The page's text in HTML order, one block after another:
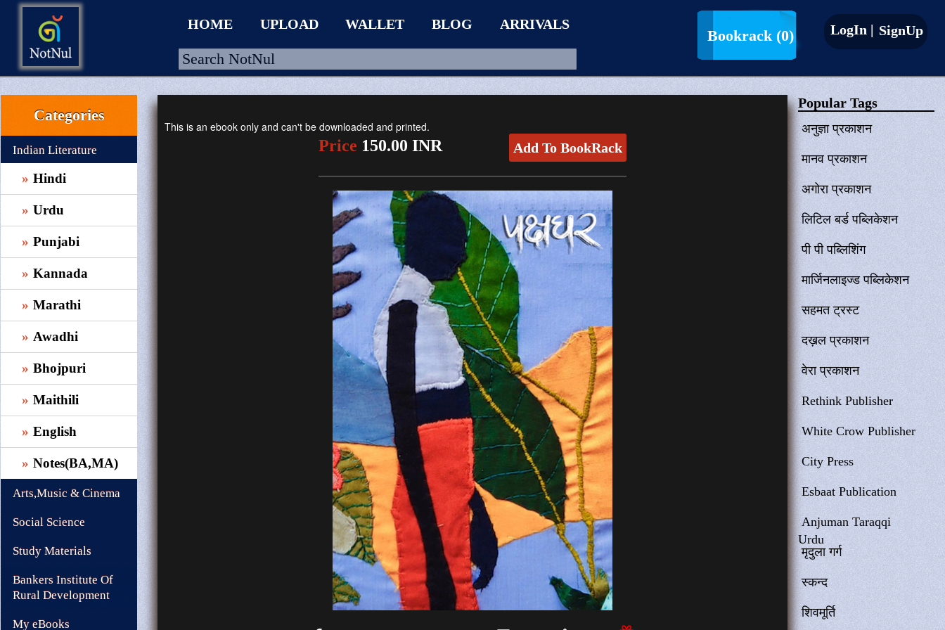
HOME
UPLOAD
WALLET
BLOG
ARRIVALS
CATEGORIES >
HOME UPLOAD WALLET BLOG ARRIVALS
Bookrack (0) LogIn | SignUp
Categories
Indian Literature
Hindi
Urdu
Punjabi
Kannada
Marathi
Awadhi
Bhojpuri
Maithili
English
Notes(BA,MA)
Arts,Music & Cinema
Social Science
Study Materials
Bankers Institute Of
Rural Development
My eBooks
This is an ebook only and can't be downloaded and printed.
Price 150.00 INR Add To BookRack
Popular Tags
अनुज्ञा प्रकाशन
मानव प्रकाशन
अगोरा प्रकाशन
लिटिल बर्ड पब्लिकेशन
पी पी पब्लिशिंग
मार्जिनलाइज्ड पब्लिकेशन
सहमत ट्रस्ट
दख़ल प्रकाशन
वेरा प्रकाशन
Rethink Publisher
White Crow Publisher
City Press
Esbaat Publication
Anjuman Taraqqi
Urdu
मृदुला गर्ग
स्कन्द
शिवमूर्ति